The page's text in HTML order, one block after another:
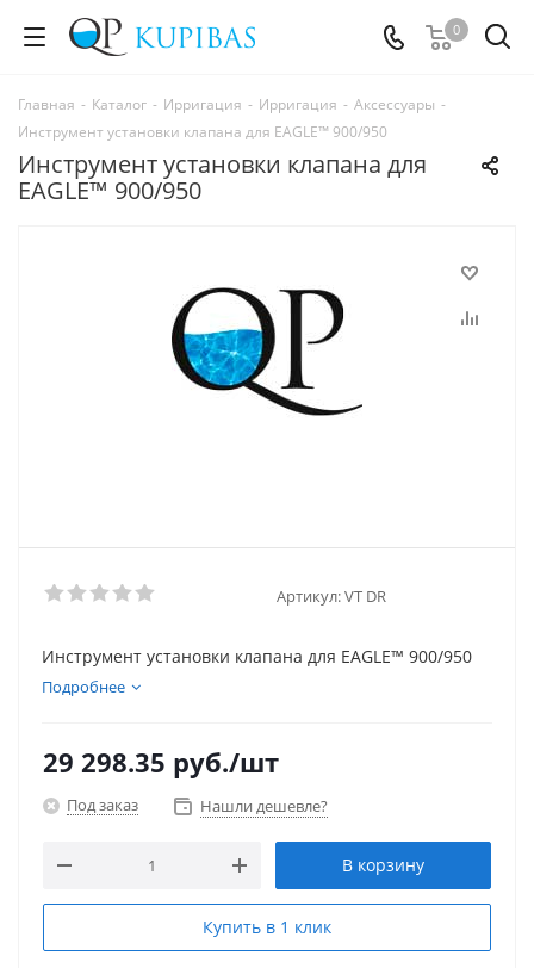
0
Главная - Каталог - Ирригация - Ирригация - Аксессуары -
Инструмент установки клапана для EAGLE™ 900/950
Инструмент установки клапана для
EAGLE™ 900/950
Артикул:VT DR
Инструмент установки клапана для EAGLE™ 900/950
Подробнее
29 298.35 руб./шт
Под заказ Нашли дешевле?
В корзину
Купить в 1 клик